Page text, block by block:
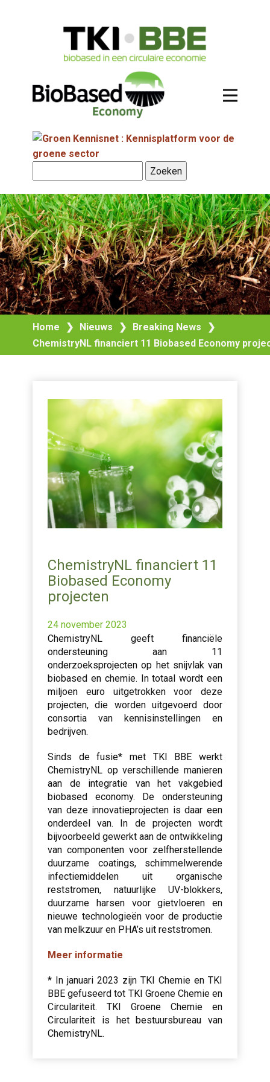
Home ❯ Nieuws ❯ Breaking News
❯
ChemistryNL financiert 11 Biobased Economy
ChemistryNL financiert 11
Biobased Economy
projecten
24 november 2023
ChemistryNL geeft financiële
ondersteuning aan 11
onderzoeksprojecten op het snijvlak van
biobased en chemie. In totaal wordt een
miljoen euro uitgetrokken voor deze
projecten, die worden uitgevoerd door
consortia van kennisinstellingen en
bedrijven.
Sinds de fusie* met TKI BBE werkt
ChemistryNL op verschillende manieren
aan de integratie van het vakgebied
biobased economy. De ondersteuning
van deze innovatieprojecten is daar een
onderdeel van. In de projecten wordt
bijvoorbeeld gewerkt aan de ontwikkeling
van componenten voor zelfherstellende
duurzame coatings, schimmelwerende
infectiemiddelen uit organische
reststromen, natuurlijke UV-blokkers,
duurzame harsen voor gietvloeren en
nieuwe technologieën voor de productie
van melkzuur en PHA’s uit reststromen.
Meer informatie
* In januari 2023 zijn TKI Chemie en TKI
BBE gefuseerd tot TKI Groene Chemie en
Circulariteit. TKI Groene Chemie en
Circulariteit is het bestuursbureau van
ChemistryNL.